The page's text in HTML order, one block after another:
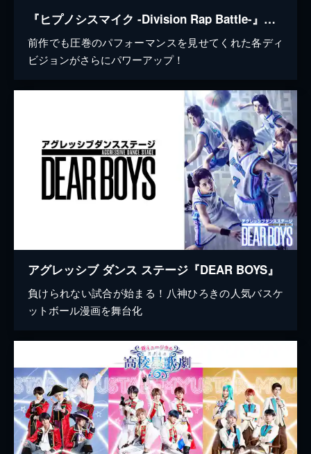
『ヒプノシスマイク -Division Rap Battle-』Rule the Stage -Grateful Cypher-
前作でも圧巻のパフォーマンスを見せてくれた各ディ
ビジョンがさらにパワーアップ！
アグレッシブ ダンス ステージ『DEAR BOYS』
負けられない試合が始まる！八神ひろきの人気バスケ
ットボール漫画を舞台化